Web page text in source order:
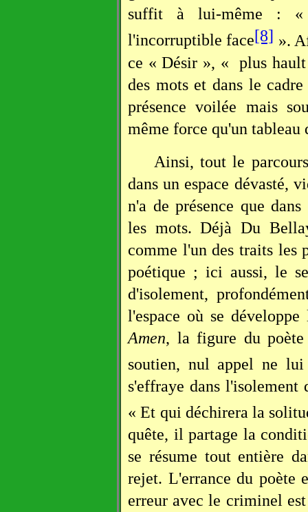
suffit à lui-même : «
l'incorruptible face[8] ».
ce « Désir », « plus
des mots et dans le
présence voilée mais
même force qu'un tableau
Ainsi, tout le
dans un espace dévasté,
n'a de présence que
les mots. Déjà Du
comme l'un des traits les
poétique ; ici aussi, le
d'isolement,
l'espace où se
Amen, la figure du
soutien, nul appel ne
s'effraye dans l'isolement
« Et qui déchirera la
quête, il partage la
se résume tout entière
rejet. L'errance du poète
erreur avec le criminel